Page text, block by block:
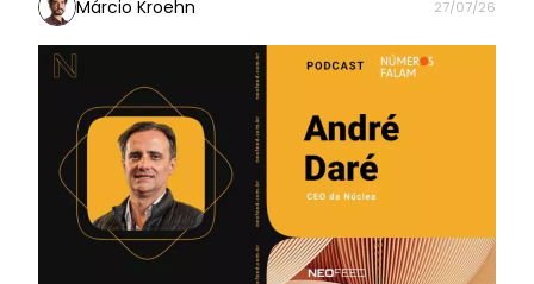
Márcio Kroehn 27/07/26